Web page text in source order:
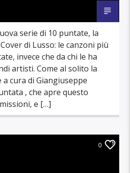
serie di 10 puntate, la
di Lusso: le canzoni più
invece che da chi le ha
artisti. Come al solito la
cura di Giangiuseppe
, che apre questo
e […]
0